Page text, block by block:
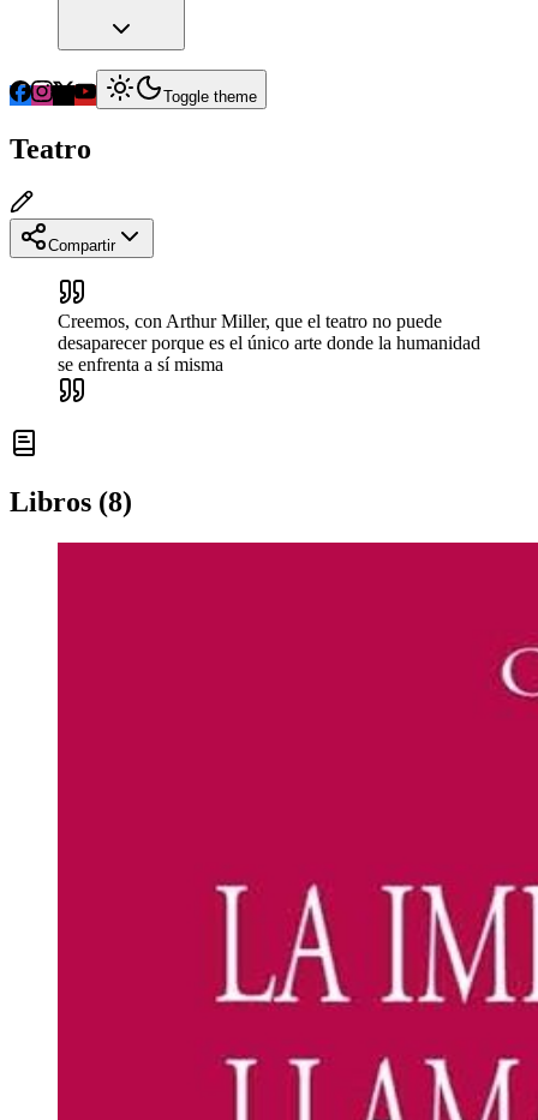
Toggle theme
Teatro
Compartir
Creemos, con Arthur Miller, que el teatro no puede
desaparecer porque es el único arte donde la humanidad
se enfrenta a sí misma
Libros (8)